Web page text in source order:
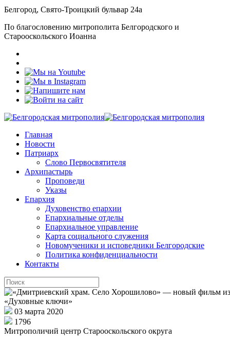
Белгород, Свято-Троицкий бульвар 24а
По благословению митрополита Белгородского и
Старооскольского Иоанна
Главная
Новости
Патриарх
Слово Первосвятителя
Архипастырь
Проповеди
Указы
Епархия
Духовенство епархии
Епархиальные отделы
Епархиальное управление
Карта социального служения
Новомученики и исповедники Белгородские
Политика конфиденциальности
Контакты
03 марта 2020
1796
Митрополичий центр Старооскольского округа